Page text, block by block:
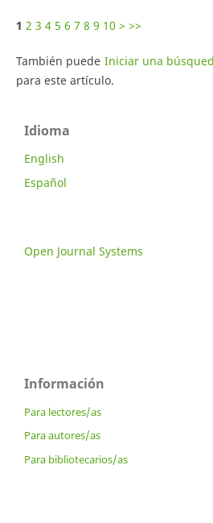
1 2 3 4 5 6 7 8 9 10 > >>
También puede Iniciar una
para este artículo.
Idioma
English
Español
Open Journal Systems
Información
Para lectores/as
Para autores/as
Para bibliotecarios/as